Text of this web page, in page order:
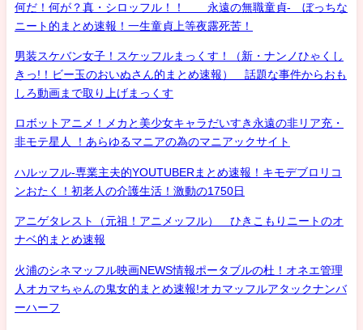
何だ！何が？真・シロッフル！！ 永遠の無職童貞- ぼっちな
ニート的まとめ速報！一生童貞上等夜露死苦！
男装スケバン女子！スケッフルまっくす！（新・ナンノひゃくし
きっ!！ビー玉のおいぬさん的まとめ速報） 話題な事件からおも
しろ動画まで取り上げまっくす
ロボットアニメ！メカと美少女キャラだいすき永遠の非リア充・
非モテ星人 ！あらゆるマニアの為のマニアックサイト
ハルッフル-専業主夫的YOUTUBERまとめ速報！キモデブロリコ
ンおたく！初老人の介護生活！激動の1750日
アニゲタレスト（元祖！アニメッフル） ひきこもりニートのオ
ナベ的まとめ速報
火浦のシネマッフル映画NEWS情報ポータブルの杜！オネエ管理
人オカマちゃんの鬼女的まとめ速報!オカマッフルアタックナンバ
ーハーフ